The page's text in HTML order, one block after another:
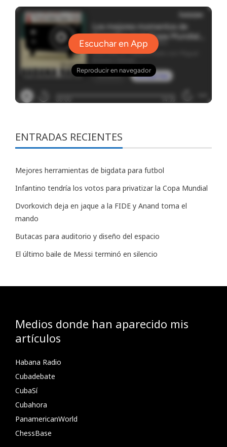
ENTRADAS RECIENTES
Mejores herramientas de bigdata para futbol
Infantino tendría los votos para privatizar la Copa Mundial
Dvorkovich deja en jaque a la FIDE y Anand toma el
mando
Butacas para auditorio y diseño del espacio
El último baile de Messi terminó en silencio
Medios donde han aparecido mis
artículos
Habana Radio
Cubadebate
CubaSí
Cubahora
PanamericanWorld
ChessBase